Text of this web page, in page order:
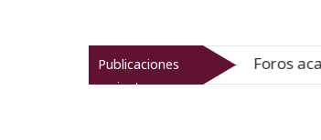
Publicaciones
recientes
Nuevo 06-08-26 Foros